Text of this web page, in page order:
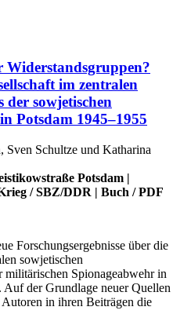
Widerstandsgruppen?
im zentralen
der sowjetischen
Potsdam 1945–1955
Sven Schultze und Katharina
Potsdam |
/SBZ/DDR | Buch /PDF
Forschungsergebnisse über die
sowjetischen
militärischen Spionageabwehr in
der Grundlage neuer Quellen
in ihren Beiträgen die